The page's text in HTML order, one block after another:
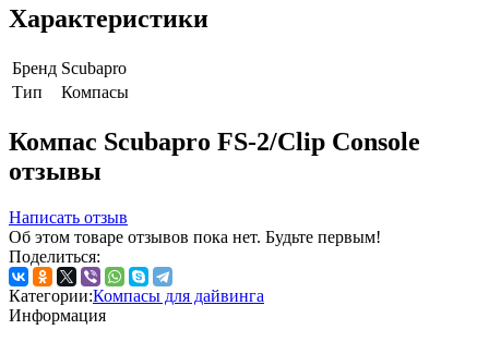
Характеристики
Бренд Scubapro
Тип
Компасы
Компас Scubapro FS-2/Clip Console
отзывы
Написать отзыв
Об этом товаре отзывов пока нет. Будьте первым!
Поделиться:
Категории:Компасы для дайвинга
Информация